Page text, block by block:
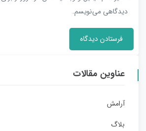
دیدگاهی می‌نویسم.
عناوین مقالات
آرامش
بلاگ